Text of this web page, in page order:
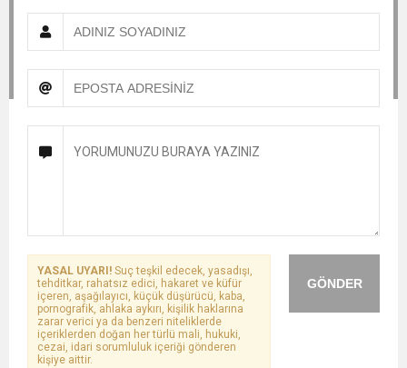
GÖNDER
YASAL UYARI! Suç teşkil edecek, yasadışı,
tehditkar, rahatsız edici, hakaret ve küfür
içeren, aşağılayıcı, küçük düşürücü, kaba,
pornografik, ahlaka aykırı, kişilik haklarına
zarar verici ya da benzeri niteliklerde
içeriklerden doğan her türlü mali, hukuki,
cezai, idari sorumluluk içeriği gönderen
kişiye aittir.